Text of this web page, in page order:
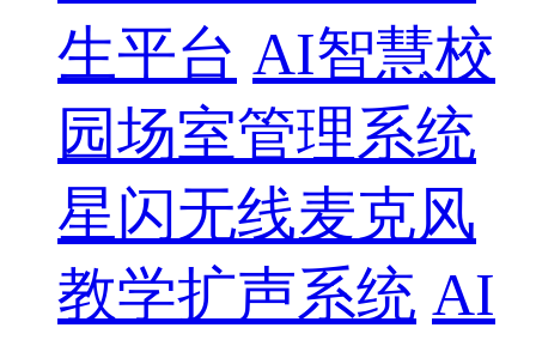
生平台 AI智慧校
园场室管理系统
星闪无线麦克风
教学扩声系统 AI